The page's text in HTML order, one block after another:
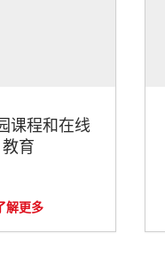
课程和在线
教育
解更多